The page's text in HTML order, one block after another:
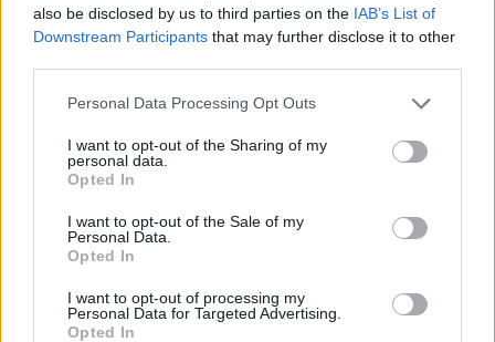
also be disclosed by us to third parties on the IAB’s List of
Downstream Participants that may further disclose it to other
Please note that this website/app uses one or more Google
not limited to your visit or usage behaviour. You may click to
grant or deny consent to Google and its third-party tags to
use your data for below specified purposes in below Google
consent section.
Personal Data Processing Opt Outs
I want to opt-out of the Sharing of my
personal data.
Opted In
I want to opt-out of the Sale of my
Personal Data.
Opted In
I want to opt-out of processing my
Personal Data for Targeted Advertising.
Opted In
News
Το Ποτάμι: Αυτοί είναι οι 22 πρώτοι
υποψήφιοι ευρωβουλευτές
News
“Dancing with the stars” : Αυτοί είναι οι
επικρατέστεροι για να χορέψουν με τ
΄αστέρια!